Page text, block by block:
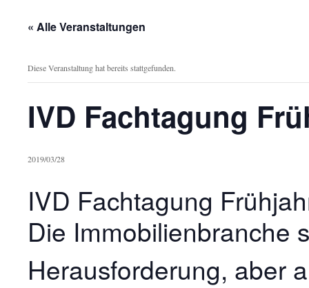
« Alle Veranstaltungen
Diese Veranstaltung hat bereits stattgefunden.
IVD Fachtagung
2019/03/28
IVD Fachtagung
Die Immobilienbranche
Herausforderung, aber